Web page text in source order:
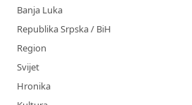
Banja Luka
Republika Srpska / BiH
Region
Svijet
Hronika